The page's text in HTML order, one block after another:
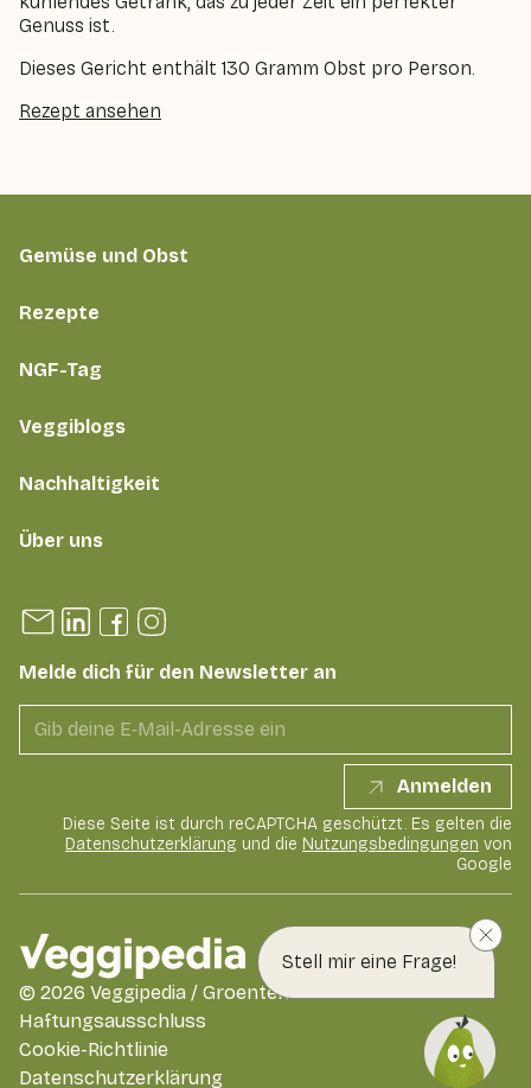
Stell mir eine Frage!
Genuss ist.
Dieses Gericht enthält 130 Gramm Obst pro Person.
Rezept ansehen
Gemüse und Obst
Rezepte
NGF-Tag
Veggiblogs
Nachhaltigkeit
Über uns
Melde dich für den Newsletter an
Anmelden
Diese Seite ist durch reCAPTCHA geschützt. Es gelten die
Datenschutzerklärung und die Nutzungsbedingungen von
Google
Haftungsausschluss
Cookie-Richtlinie
Datenschutzerklärung
© 2026 Veggipedia / GroentenFruit Huis